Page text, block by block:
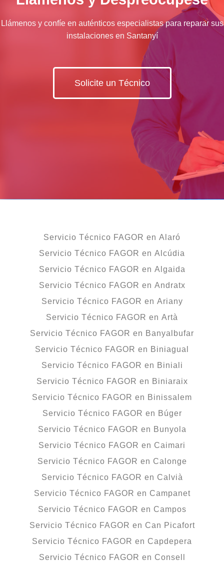
Llámenos y confíe en auténticos especialistas para reparar sus
instalaciones en Santanyí
Solicite un Técnico
Servicio Técnico FAGOR en Alaró
Servicio Técnico FAGOR en Alcúdia
Servicio Técnico FAGOR en Algaida
Servicio Técnico FAGOR en Andratx
Servicio Técnico FAGOR en Ariany
Servicio Técnico FAGOR en Artà
Servicio Técnico FAGOR en Banyalbufar
Servicio Técnico FAGOR en Biniagual
Servicio Técnico FAGOR en Biniali
Servicio Técnico FAGOR en Biniaraix
Servicio Técnico FAGOR en Binissalem
Servicio Técnico FAGOR en Búger
Servicio Técnico FAGOR en Bunyola
Servicio Técnico FAGOR en Caimari
Servicio Técnico FAGOR en Calonge
Servicio Técnico FAGOR en Calvià
Servicio Técnico FAGOR en Campanet
Servicio Técnico FAGOR en Campos
Servicio Técnico FAGOR en Can Picafort
Servicio Técnico FAGOR en Capdepera
Servicio Técnico FAGOR en Consell